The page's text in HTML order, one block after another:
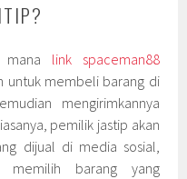
link spaceman88
untuk membeli barang di
mengirimkannya
pemilik jastip akan
dijual di media sosial,
memilih barang yang